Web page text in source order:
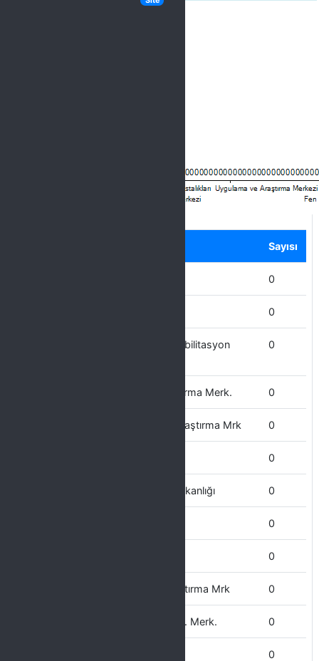
Sayısı
0
0
Yaban Hayvanları Koruma ve Rehabilitasyon
0
Yaşayan Diller Uygulama ve Araştırma Merk. 0
Yenilenebilir Enerji Uygulama ve Araştırma Mrk 0
0
Yapı İşleri ve Teknik İşler Daire Başkanlığı 0
0
0
Uzaktan Eğitim Uygulama ve Araştırma Mrk 0
Tıbbi ve Aromatik Bitkiler Uyg. Arş. Merk. 0
0